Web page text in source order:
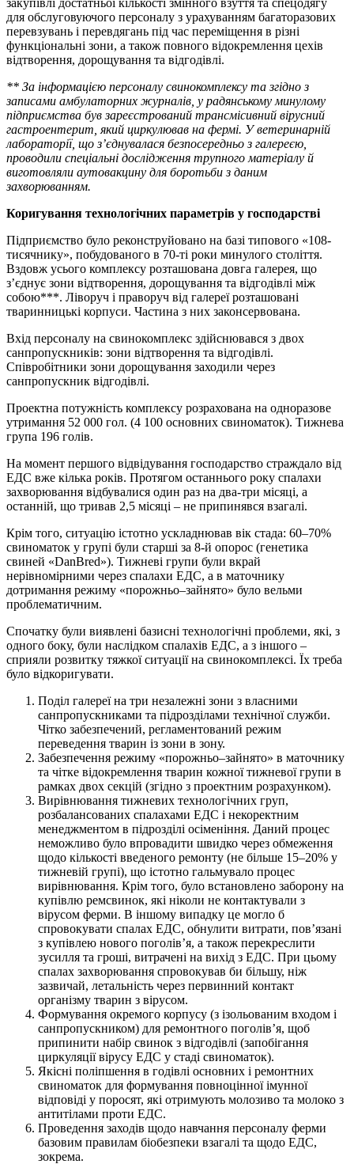
для обслуговуючого персоналу з урахуванням багаторазових
перевзувань і перевдягань під час переміщення в різні
функціональні зони, а також повного відокремлення цехів
відтворення, дорощування та відгодівлі.
** За інформацією персоналу свинокомплексу та згідно з
записами амбулаторних журналів, у радянському минулому
підприємства був зареєстрований трансмісивний вірусний
гастроентерит, який циркулював на фермі. У ветеринарній
лабораторії, що з’єднувалася безпосередньо з галереєю,
проводили спеціальні дослідження трупного матеріалу й
виготовляли аутовакцину для боротьби з даним
захворюванням.
Коригування технологічних параметрів у господарстві
Підприємство було реконструйовано на базі типового «108-
тисячнику», побудованого в 70-ті роки минулого століття.
Вздовж усього комплексу розташована довга галерея, що
з’єднує зони відтворення, дорощування та відгодівлі між
собою***. Ліворуч і праворуч від галереї розташовані
тваринницькі корпуси. Частина з них законсервована.
Вхід персоналу на свинокомплекс здійснювався з двох
санпропускників: зони відтворення та відгодівлі.
Співробітники зони дорощування заходили через
санпропускник відгодівлі.
Проектна потужність комплексу розрахована на одноразове
утримання 52 000 гол. (4 100 основних свиноматок). Тижнева
група 196 голів.
На момент першого відвідування господарство страждало від
ЕДС вже кілька років. Протягом останнього року спалахи
захворювання відбувалися один раз на два-три місяці, а
останній, що тривав 2,5 місяці – не припинявся взагалі.
Крім того, ситуацію істотно ускладнював вік стада: 60–70%
свиноматок у групі були старші за 8-й опорос (генетика
свиней «DanВred»). Тижневі групи були вкрай
нерівномірними через спалахи ЕДС, а в маточнику
дотримання режиму «порожньо–зайнято» було вельми
проблематичним.
Спочатку були виявлені базисні технологічні проблеми, які, з
одного боку, були наслідком спалахів ЕДС, а з іншого –
сприяли розвитку тяжкої ситуації на свинокомплексі. Їх треба
було відкоригувати.
Поділ галереї на три незалежні зони з власними
санпропускниками та підрозділами технічної служби.
Чітко забезпечений, регламентований режим
переведення тварин із зони в зону.
Забезпечення режиму «порожньо–зайнято» в маточнику
та чітке відокремлення тварин кожної тижневої групи в
рамках двох секцій (згідно з проектним розрахунком).
Вирівнювання тижневих технологічних груп,
розбалансованих спалахами ЕДС і некоректним
менеджментом в підрозділі осіменіння. Даний процес
неможливо було впровадити швидко через обмеження
щодо кількості введеного ремонту (не більше 15–20% у
тижневій групі), що істотно гальмувало процес
вирівнювання. Крім того, було встановлено заборону на
купівлю ремсвинок, які ніколи не контактували з
вірусом ферми. В іншому випадку це могло б
спровокувати спалах ЕДС, обнулити витрати, пов’язані
з купівлею нового поголів’я, а також перекреслити
зусилля та гроші, витрачені на вихід з ЕДС. При цьому
спалах захворювання спровокував би більшу, ніж
зазвичай, летальність через первинний контакт
організму тварин з вірусом.
Формування окремого корпусу (з ізольованим входом і
санпропускником) для ремонтного поголів’я, щоб
припинити набір свинок з відгодівлі (запобігання
циркуляції вірусу ЕДС у стаді свиноматок).
Якісні поліпшення в годівлі основних і ремонтних
свиноматок для формування повноцінної імунної
відповіді у поросят, які отримують молозиво та молоко з
антитілами проти ЕДС.
Проведення заходів щодо навчання персоналу ферми
базовим правилам біобезпеки взагалі та щодо ЕДС,
зокрема.